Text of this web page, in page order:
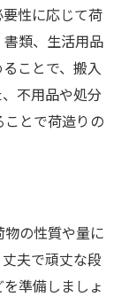
性に応じて荷
類、生活用品
ことで、搬入
不用品や処分
とで荷造りの
の性質や量に
夫で頑丈な段
準備しましょ